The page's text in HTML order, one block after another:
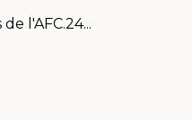
l'AFC.24...